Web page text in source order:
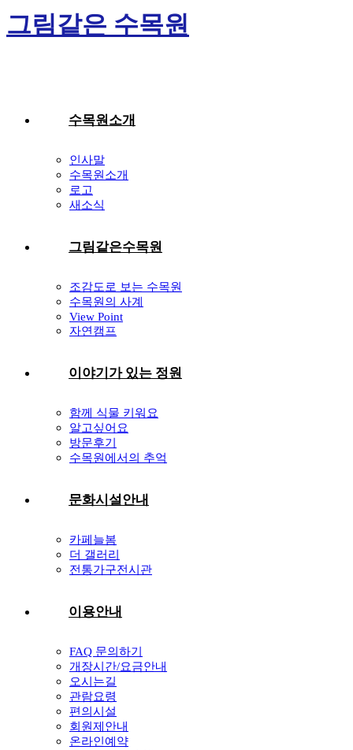
Skip
content
그림같은 수목원
수목원소개
인사말
수목원소개
로고
새소식
그림같은수목원
조감도로 보는 수목원
수목원의 사계
View Point
자연캠프
이야기가 있는 정원
함께 식물 키워요
알고싶어요
방문후기
수목원에서의 추억
문화시설안내
카페늘봄
더 갤러리
전통가구전시관
이용안내
FAQ 문의하기
개장시간/요금안내
오시는길
관람요령
편의시설
회원제안내
온라인예약